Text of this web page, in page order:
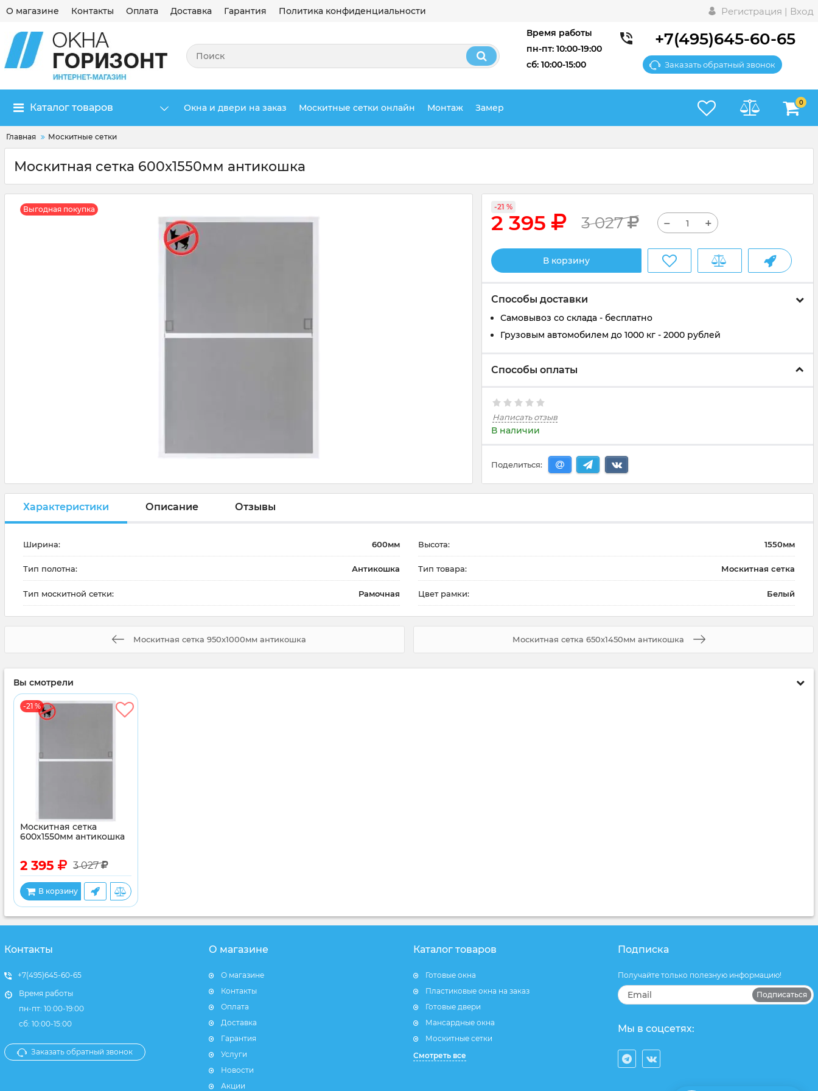
О магазине Контакты Оплата Доставка Гарантия Политика конфиденциальности Регистрация | Вход
Время работы
пн-пт: 10:00-19:00
сб: 10:00-15:00
+7(495)645-60-65
Заказать обратный звонок
Каталог товаров Окна и двери на заказ Москитные сетки онлайн Монтаж Замер 0
Главная Москитные сетки
Москитная сетка 600x1550мм антикошка
Выгодная покупка
2 395 3 027
-21 %
− +
В корзину
Способы доставки
Самовывоз со склада - бесплатно
Грузовым автомобилем до 1000 кг - 2000 рублей
Способы оплаты
Написать отзыв
В наличии
Поделиться:
Характеристики Описание Отзывы
Ширина: 600мм Высота: 1550мм
Тип полотна: Антикошка Тип товара: Москитная сетка
Тип москитной сетки: Рамочная Цвет рамки: Белый
Москитная сетка 950x1000мм антикошка Москитная сетка 650x1450мм антикошка
Вы смотрели
-21 %
Москитная сетка
600x1550мм антикошка
2 395 3 027
В корзину
Контакты
+7(495)645-60-65
Время работы
пн-пт: 10:00-19:00
сб: 10:00-15:00
Заказать обратный звонок
О магазине
О магазине
Контакты
Оплата
Доставка
Гарантия
Услуги
Новости
Акции
Каталог товаров
Готовые окна
Пластиковые окна на заказ
Готовые двери
Мансардные окна
Москитные сетки
Смотреть все
Подписка
Получайте только полезную информацию!
Подписаться
Мы в соцсетях: